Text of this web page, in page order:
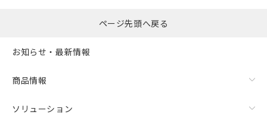
ページ先頭へ戻る
お知らせ・最新情報
商品情報
ソリューション